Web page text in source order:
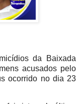
da Baixada
acusados pelo
ocorrido no dia 23